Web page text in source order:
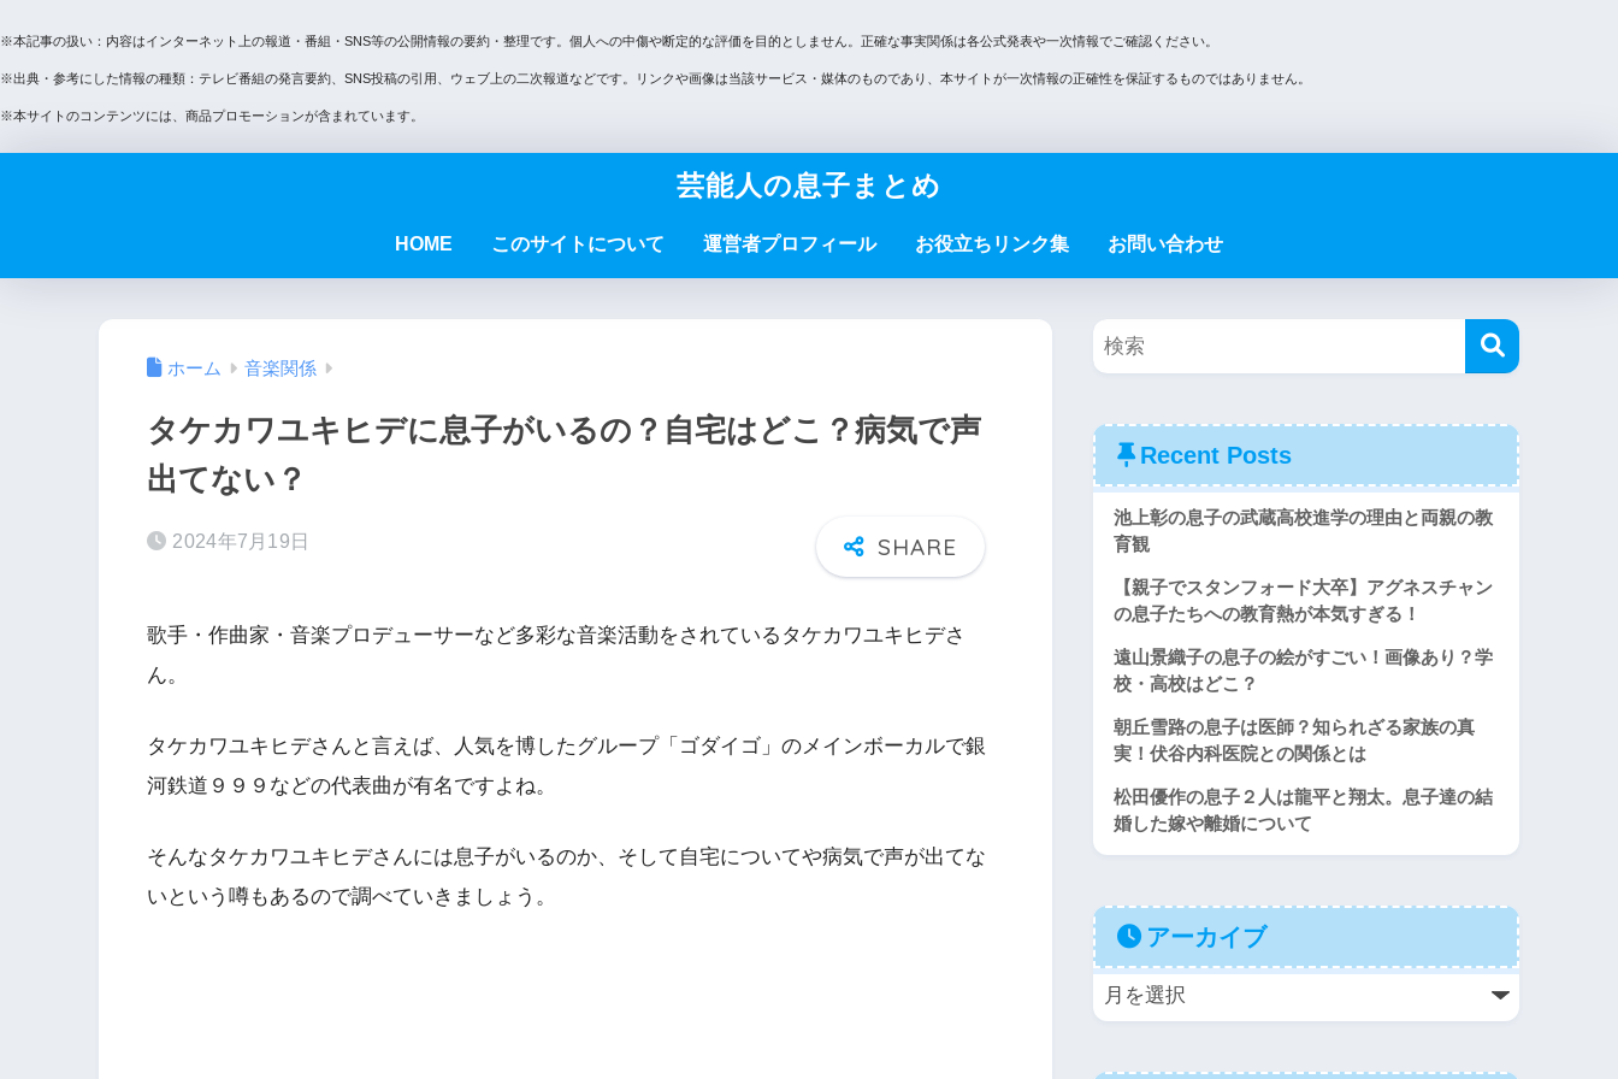
※本記事の扱い：内容はインターネット上の報道・番組・SNS等の公開情報の要約・整理です。個人への中傷や断定的な評価を目的としません。正確な事実関係は各公式発表や一次情報でご確認ください。
※出典・参考にした情報の種類：テレビ番組の発言要約、SNS投稿の引用、ウェブ上の二次報道などです。リンクや画像は当該サービス・媒体のものであり、本サイトが一次情報の正確性を保証するものではありません。
※本サイトのコンテンツには、商品プロモーションが含まれています。
芸能人の息子まとめ
HOME このサイトについて 運営者プロフィール お役立ちリンク集 お問い合わせ
ホーム 音楽関係
タケカワユキヒデに息子がいるの？自宅はどこ？病気で声
出てない？
2024年7月19日
歌手・作曲家・音楽プロデューサーなど多彩な音楽活動をされているタケカワユキヒデさ
ん。
タケカワユキヒデさんと言えば、人気を博したグループ「ゴダイゴ」のメインボーカルで銀
河鉄道９９９などの代表曲が有名ですよね。
そんなタケカワユキヒデさんには息子がいるのか、そして自宅についてや病気で声が出てな
いという噂もあるので調べていきましょう。
Recent Posts
池上彰の息子の武蔵高校進学の理由と両親の教
育観
【親子でスタンフォード大卒】アグネスチャン
の息子たちへの教育熱が本気すぎる！
遠山景織子の息子の絵がすごい！画像あり？学
校・高校はどこ？
朝丘雪路の息子は医師？知られざる家族の真
実！伏谷内科医院との関係とは
松田優作の息子２人は龍平と翔太。息子達の結
婚した嫁や離婚について
アーカイブ